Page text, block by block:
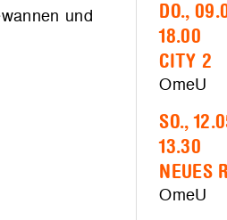
und
DO.,
18.00
CITY 2
OmeU
SO.,
13.30
NEUES
OmeU